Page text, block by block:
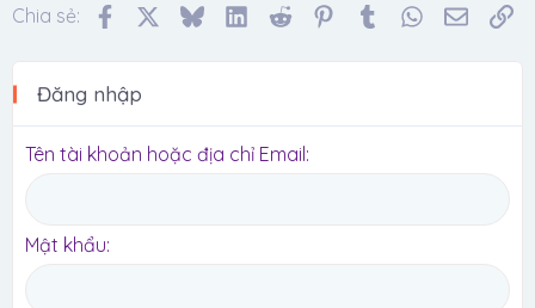
Chia sẻ: FacebookBlueskyLinkedIn
Reddit Pinterest
Tumblr WhatsApp
Email
Đăng nhập
Tên tài khoản hoặc địa chỉ Email
Mật khẩu